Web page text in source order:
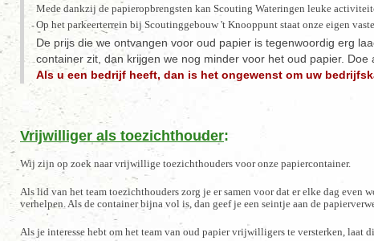
Mede dankzij de papieropbrengsten kan Scouting Wateringen leuke activit
Op het parkeerterrein bij Scoutinggebouw 't Knooppunt staat onze eigen
De prijs die we ontvangen voor oud papier is tegenwoordig erg
container zit, dan krijgen we nog minder voor het oud papier.
Als u een bedrijf heeft, dan is het ongewenst om uw
Vrijwilliger als toezichthouder:
Wij zijn op zoek naar vrijwillige toezichthouders voor onze papiercontainer.
Als lid van het team toezichthouders zorg je er samen voor dat er elke dag even
verhelpen. Als de container bijna vol is, dan geef je een seintje aan de
Als je interesse hebt om het team van oud papier vrijwilligers te versterken, laat